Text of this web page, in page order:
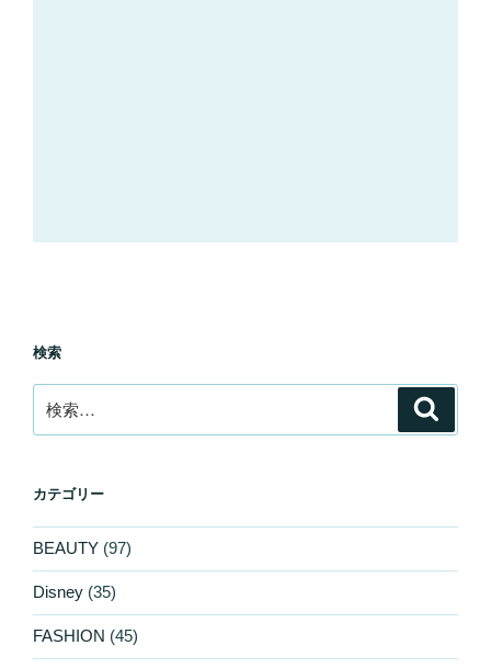
検索
索:
カテゴリー
BEAUTY (97)
Disney (35)
FASHION (45)